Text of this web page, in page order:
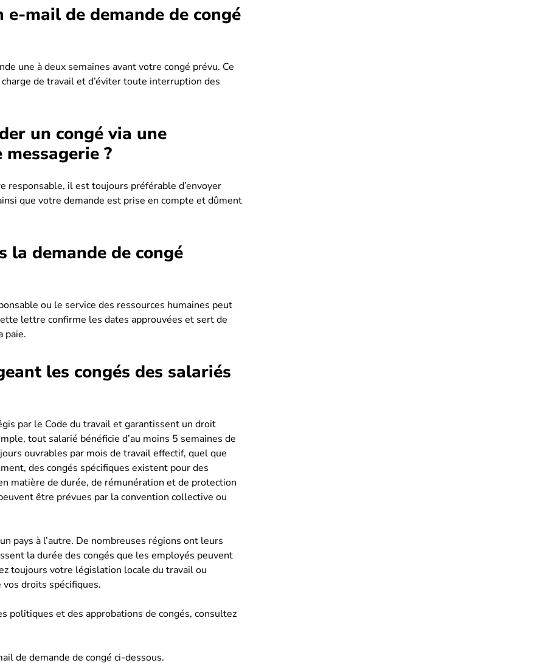
mail de demande de congé
une à deux semaines avant votre congé prévu. Ce
de travail et d’éviter toute interruption des
un congé via une
?
responsable, il est toujours préférable d’envoyer
que votre demande est prise en compte et dûment
la demande de congé
ou le service des ressources humaines peut
lettre confirme les dates approuvées et sert de
paie.
les congés des salariés
par le Code du travail et garantissent un droit
tout salarié bénéficie d’au moins 5 semaines de
ouvrables par mois de travail effectif, quel que
des congés spécifiques existent pour des
matière de durée, de rémunération et de protection
être prévues par la convention collective ou
pays à l’autre. De nombreuses régions ont leurs
la durée des congés que les employés peuvent
toujours votre législation locale du travail ou
droits spécifiques.
politiques et des approbations de congés, consultez
de demande de congé ci-dessous.